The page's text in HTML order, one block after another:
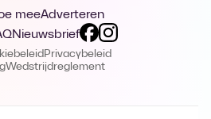
meeAdverteren
Nieuwsbrief
Privacybeleid
Wedstrijdreglement